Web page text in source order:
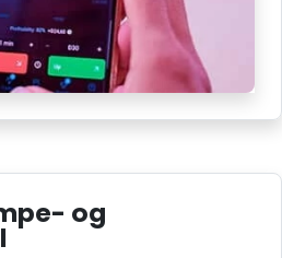
og